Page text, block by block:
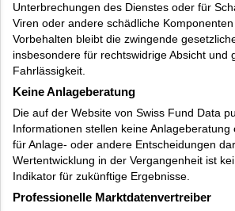
Unterbrechungen des Dienstes oder für
Viren oder andere schädliche
Vorbehalten bleibt die zwingende
insbesondere für rechtswidrige Absicht und
Fahrlässigkeit.
Keine Anlageberatung
Die auf der Website von Swiss Fund Data
Informationen stellen keine Anlageberatung
für Anlage- oder andere Entscheidungen
Wertentwicklung in der Vergangenheit ist
Indikator für zukünftige Ergebnisse.
Professionelle Marktdatenvertreiber